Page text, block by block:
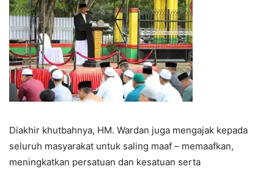
Diakhir khutbahnya, HM. Wardan juga mengajak kepada
seluruh masyarakat untuk saling maaf – memaafkan,
meningkatkan persatuan dan kesatuan serta